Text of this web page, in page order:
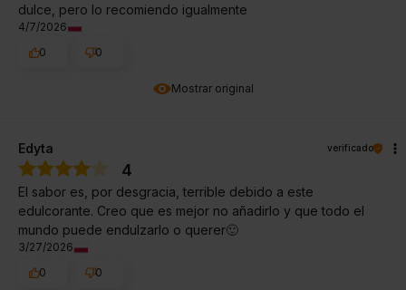
Mostrar original
dulce, pero lo recomiendo igualmente
4/7/2026
0
0
Edyta verificado
4
El sabor es, por desgracia, terrible debido a este
edulcorante. Creo que es mejor no añadirlo y que todo el
mundo puede endulzarlo o querer🙂
3/27/2026
0
0